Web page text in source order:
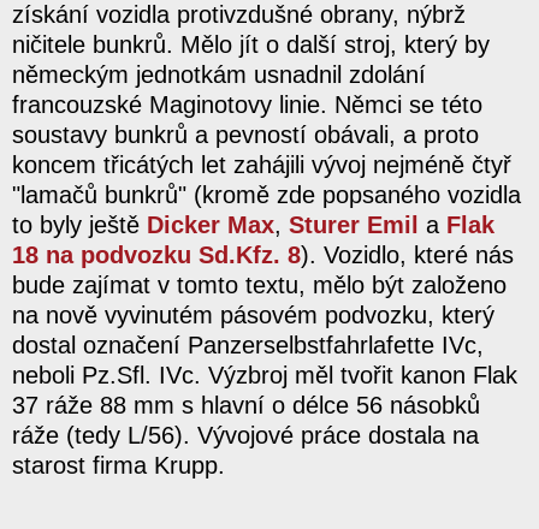
získání vozidla protivzdušné obrany, nýbrž
ničitele bunkrů. Mělo jít o další stroj, který by
německým jednotkám usnadnil zdolání
francouzské Maginotovy linie. Němci se této
soustavy bunkrů a pevností obávali, a proto
koncem třicátých let zahájili vývoj nejméně čtyř
"lamačů bunkrů" (kromě zde popsaného vozidla
to byly ještě Dicker Max, Sturer Emil a Flak
18 na podvozku Sd.Kfz. 8). Vozidlo, které nás
bude zajímat v tomto textu, mělo být založeno
na nově vyvinutém pásovém podvozku, který
dostal označení Panzerselbstfahrlafette IVc,
neboli Pz.Sfl. IVc. Výzbroj měl tvořit kanon Flak
37 ráže 88 mm s hlavní o délce 56 násobků
ráže (tedy L/56). Vývojové práce dostala na
starost firma Krupp.